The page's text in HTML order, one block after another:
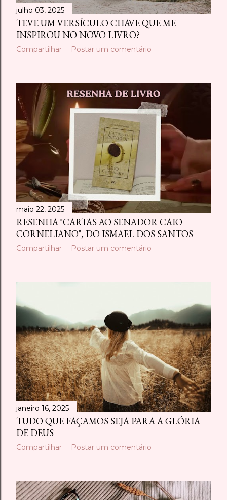
julho 03, 2025
TEVE UM VERSÍCULO CHAVE QUE ME
INSPIROU NO NOVO LIVRO?
Compartilhar Postar um comentário
maio 22, 2025
RESENHA "CARTAS AO SENADOR CAIO
CORNELIANO", DO ISMAEL DOS SANTOS
Compartilhar Postar um comentário
janeiro 16, 2025
TUDO QUE FAÇAMOS SEJA PARA A GLÓRIA
DE DEUS
Compartilhar Postar um comentário